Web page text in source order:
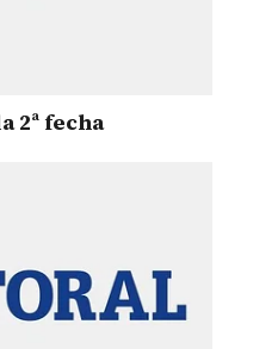
2ª fecha